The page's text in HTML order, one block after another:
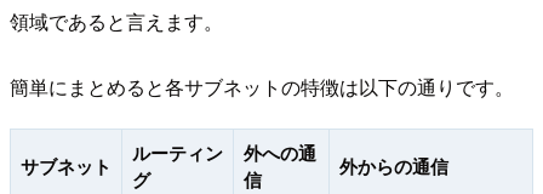
領域であると言えます。
簡単にまとめると各サブネットの特徴は以下の通りです。
サブネット
ルーティン
グ
外への通
信
外からの通信